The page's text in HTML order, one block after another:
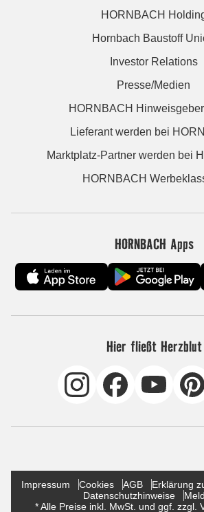
HORNBACH
Hornbach Baustoff
Investor Relations
Presse/Medien
HORNBACH
Lieferant werden bei
Marktplatz-Partner werden bei
HORNBACH
HORNBACH Apps
Hier fließt Herzblut
Impressum Cookies AGB
Erklärung
Datenschutzhinweise
* Alle Preise inkl. MwSt. und ggf. zzgl.